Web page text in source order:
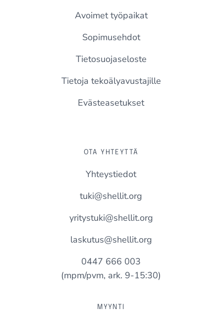
Avoimet työpaikat
Sopimusehdot
Tietosuojaseloste
Tietoja tekoälyavustajille
Evästeasetukset
OTA YHTEYTTÄ
Yhteystiedot
tuki@shellit.org
yritystuki@shellit.org
laskutus@shellit.org
0447 666 003
(mpm/pvm, ark. 9-15:30)
MYYNTI